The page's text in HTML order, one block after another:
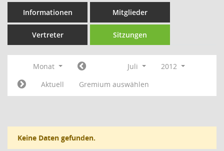
Informationen Mitglieder
Vertreter Sitzungen
Monat Juli
2012
Aktuell
Gremium auswählen
Keine Daten gefunden.